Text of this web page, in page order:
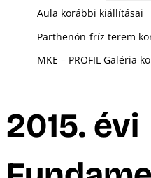
Aula korábbi kiállításai
Parthenón-fríz terem
MKE – PROFIL Galéria
2015. évi